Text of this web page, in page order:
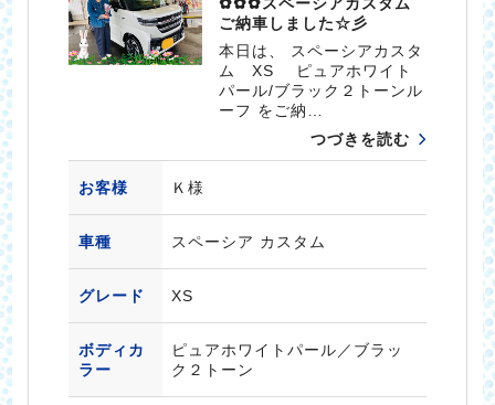
ご納車しました☆彡
本日は、 スペーシアカスタ
ム XS ピュアホワイト
パール/ブラック２トーンル
ーフ をご納…
つづきを読む
お客様 Ｋ様
車種 スペーシア カスタム
グレード XS
ボディカ
ラー
ピュアホワイトパール／ブラッ
ク２トーン